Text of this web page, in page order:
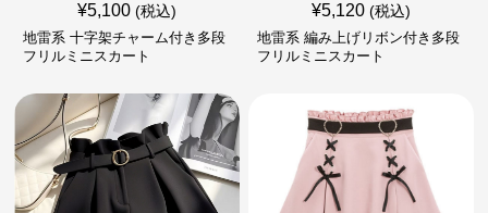
¥5,100 (税込)
地雷系 十字架チャーム付き多段
フリルミニスカート
¥5,120 (税込)
地雷系 編み上げリボン付き多段
フリルミニスカート